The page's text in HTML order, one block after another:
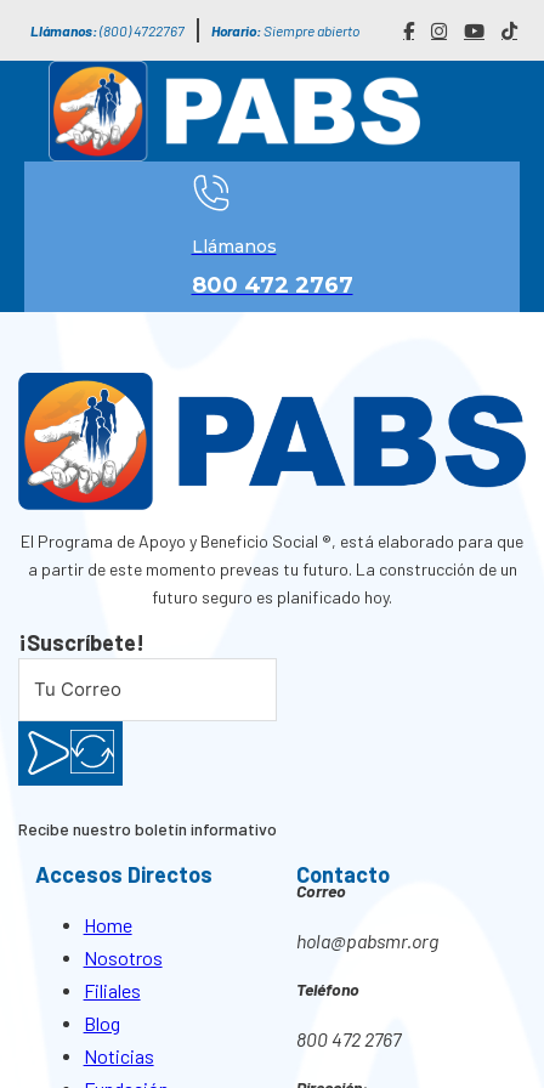
Llámanos:(800) 4722767 Horario:Siempre abierto
Llámanos
800 472 2767
El Programa de Apoyo y Beneficio Social ®, está elaborado para que
a partir de este momento preveas tu futuro. La construcción de un
futuro seguro es planificado hoy.
¡Suscríbete!
Recibe nuestro boletín informativo
Accesos Directos
Home
Nosotros
Filiales
Blog
Noticias
Contacto
Correo
hola@pabsmr.org
Teléfono
800 472 2767